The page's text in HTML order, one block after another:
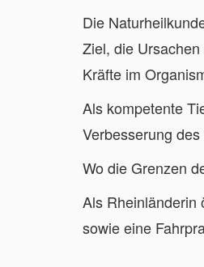
Die
Ziel, die
Kräfte im
Als kompetente
Verbesserung
Wo die Grenzen
Als Rheinländerin
sowie eine